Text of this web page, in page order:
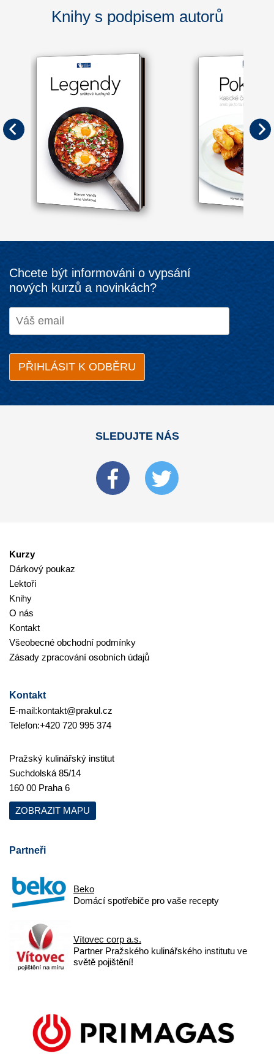
Knihy s podpisem autorů
Chcete být informováni o vypsání
nových kurzů a novinkách?
SLEDUJTE NÁS
Kurzy
Dárkový poukaz
Lektoři
Knihy
O nás
Kontakt
Všeobecné obchodní podmínky
Zásady zpracování osobních údajů
Kontakt
E-mail:kontakt@prakul.cz
Telefon:+420 720 995 374
Pražský kulinářský institut
Suchdolská 85/14
160 00 Praha 6
ZOBRAZIT MAPU
Partneři
Beko
Domácí spotřebiče pro vaše recepty
Vítovec corp a.s.
Partner Pražského kulinářského institutu ve
světě pojištění!